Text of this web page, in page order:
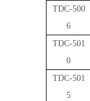
TDC-500
6
TDC-501
0
TDC-501
5